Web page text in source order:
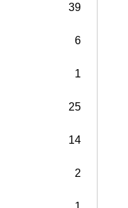
39
6
1
25
14
2